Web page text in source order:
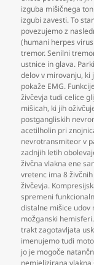
izguba mišičnega
izgubi zavesti. To
povezujemo z
(humani herpes
tremor. Senilni
ustnice in glava.
delov v mirovanju, ki
pokaže EMG.
živčevja tudi celice
mišicah, ki jih
postgangliskih
acetilholin pri
nevrotransmiteor v
zadnjih letih
živčna vlakna ene
vretenc ima 8
živčevja.
spremeni
distalne mišice
možganski
trakt zagotavljata
imenujemo tudi
jo je mogoče
nemielizirana vlakna